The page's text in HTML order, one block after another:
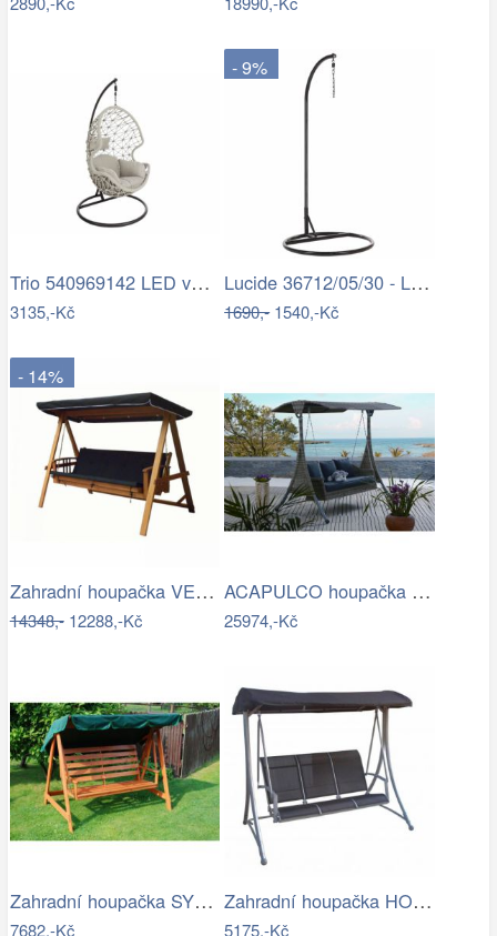
Trio 540969142 LED venkovní sloupek…
3135,-Kč
- 9%
Lucide 36712/05/30 - LED Stojací lampa…
1690,-1540,-Kč
- 14%
Zahradní houpačka VEGAS LUX Rojaplast
14348,-12288,-Kč
ACAPULCO houpačka ROJAPLAST
25974,-Kč
Zahradní houpačka SYLVA Rojaplast
7682,-Kč
Zahradní houpačka HOLLYWOOD ROJAPLAST
5175,-Kč